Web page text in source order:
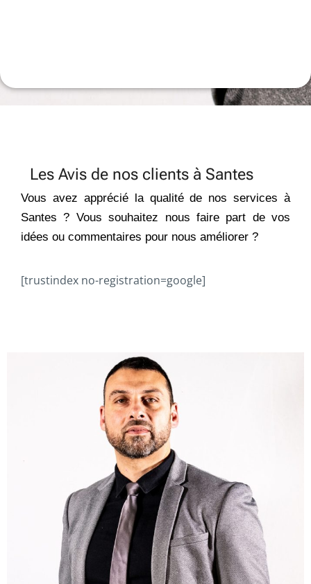
Les Avis de nos clients à Santes
Vous avez apprécié la qualité de nos services à
Santes ? Vous souhaitez nous faire part de vos
idées ou commentaires pour nous améliorer ?
[trustindex no-registration=google]